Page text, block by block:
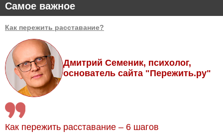
Самое важное
Как пережить расставание?
Дмитрий Семеник, психолог,
основатель сайта "Пережить.ру"
Как пережить расставание – 6 шагов